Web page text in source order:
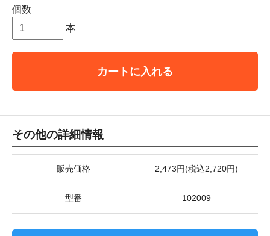
個数
本
カートに入れる
その他の詳細情報
販売価格 2,473円(税込2,720円)
型番 102009